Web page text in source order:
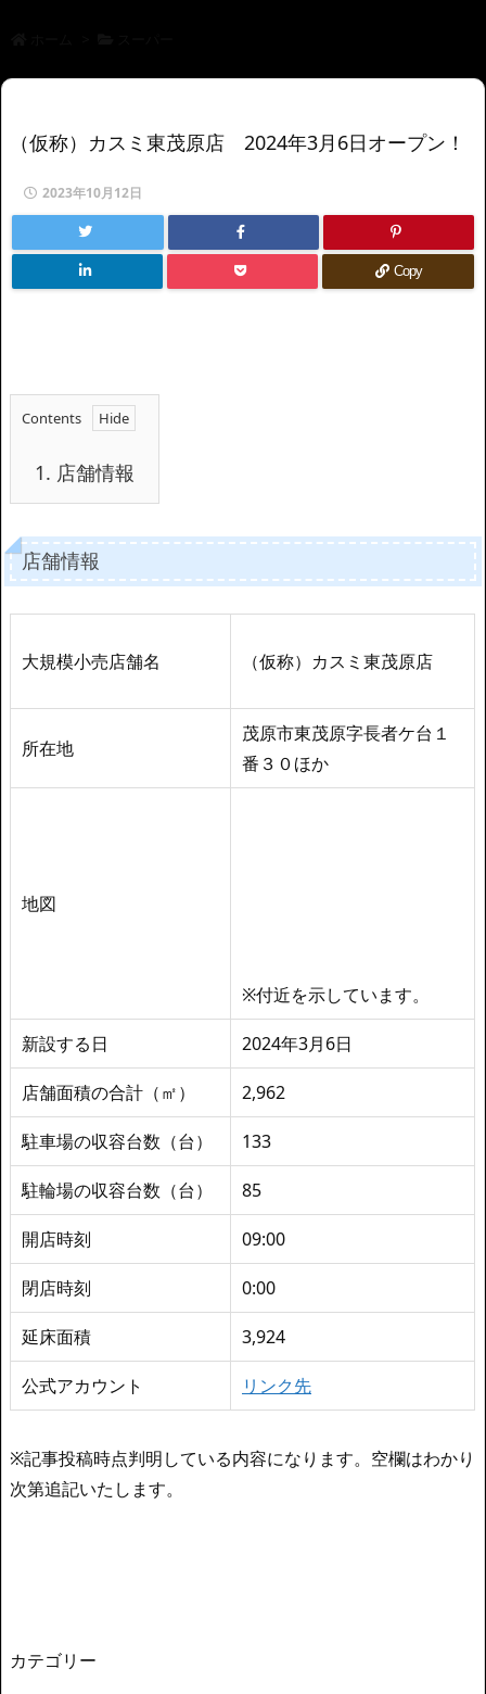
（仮称）カスミ東茂原店 2024年3月6日オープン！
2023年10月12日
Copy
Contents
1. 店舗情報
店舗情報
大規模小売店舗名 （仮称）カスミ東茂原店
所在地
茂原市東茂原字長者ケ台１
番３０ほか
地図
※付近を示しています。
新設する日 2024年3月6日
店舗面積の合計（㎡） 2,962
駐車場の収容台数（台） 133
駐輪場の収容台数（台） 85
開店時刻 09:00
閉店時刻 0:00
延床面積 3,924
公式アカウント リンク先
※記事投稿時点判明している内容になります。空欄はわかり
次第追記いたします。
カテゴリー